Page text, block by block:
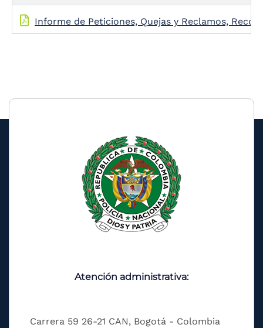
Informe de Peticiones, Quejas y Reclamos,
Atención administrativa:
Carrera 59 26-21 CAN, Bogotá - Colombia